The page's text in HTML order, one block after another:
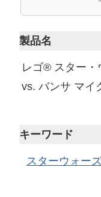
製品名
レゴ® スター・
vs. バンサ マイ
キーワード
スターウォー